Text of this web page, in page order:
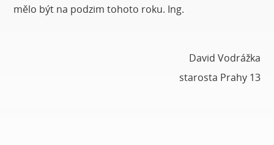
mělo být na podzim tohoto roku. Ing.
David Vodrážka
starosta Prahy 13